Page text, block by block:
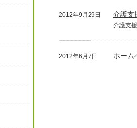
2012年9月29日 介護支
介護支
2012年6月7日 ホーム